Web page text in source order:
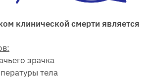
клинической смерти является
зрачка
тела